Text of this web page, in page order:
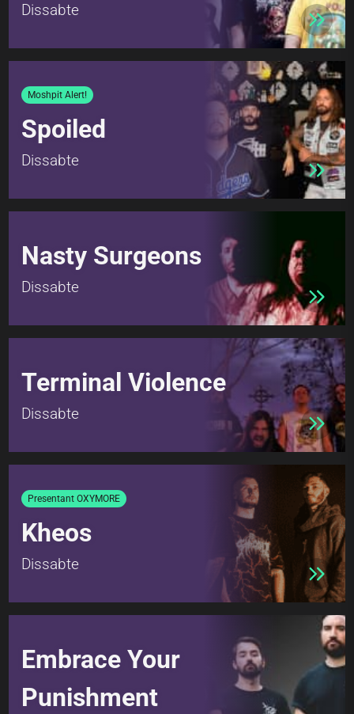
Dissabte
Moshpit Alert!
Spoiled
Dissabte
Nasty Surgeons
Dissabte
Terminal Violence
Dissabte
Presentant OXYMORE
Kheos
Dissabte
Embrace Your
Punishment